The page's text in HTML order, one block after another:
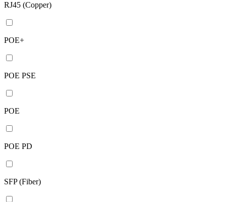
RJ45 (Copper)
POE+
POE PSE
POE
POE PD
SFP (Fiber)